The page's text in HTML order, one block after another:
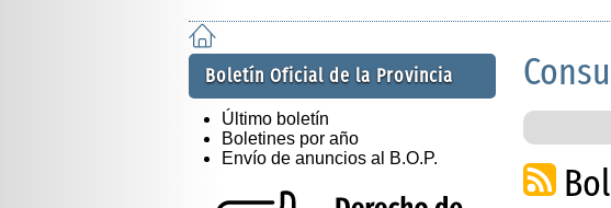
Boletín Oficial de la Provincia
Último boletín
Boletines por año
Envío de anuncios al B.O.P.